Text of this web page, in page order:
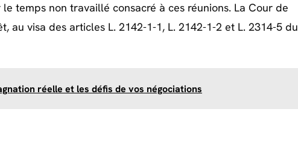
temps non travaillé consacré à ces réunions. La Cour de
au visa des articles L. 2142-1-1, L. 2142-1-2 et L. 2314-5 du
réelle et les défis de vos négociations